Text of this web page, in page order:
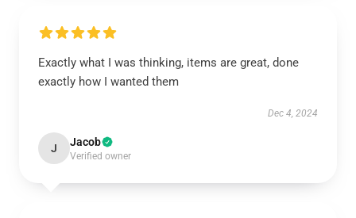
Exactly what I was thinking, items are great, done
exactly how I wanted them
Dec 4, 2024
J Jacob
Verified owner